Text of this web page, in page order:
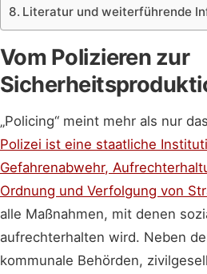
Literatur und weiterführende
Vom Polizieren zur
„Policing“ meint mehr als nur
Polizei ist eine staatliche
Gefahrenabwehr,
Ordnung und Verfolgung von
alle Maßnahmen, mit denen
aufrechterhalten wird. Neben
kommunale Behörden,